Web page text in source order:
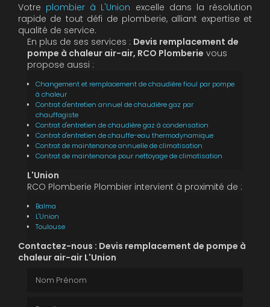
Votre plombier à L'Union excelle dans la résolution
rapide de tout défi de plomberie, alliant expertise et
qualité de service.
En plus de ses services : Devis remplacement de
pompe à chaleur air-air, RCO Plomberie vous
propose aussi :
Changement et remplacement de chaudière fioul par pompe
à chaleur
Contrat d'entretien annuel de chaudière gaz par
chauffagiste
Contrat d'entretien de chaudière gaz à condensation
Contrat d'entretien de chauffe-eau thermodynamique
Contrat de maintenance annuelle de climatisation
Contrat de maintenance pour nettoyage de climatisation
L'Union
RCO Plomberie Plombier intervient à proximité de :
Balma
L'Union
Toulouse
Contactez-nous : Devis remplacement de pompe à
chaleur air-air L'Union